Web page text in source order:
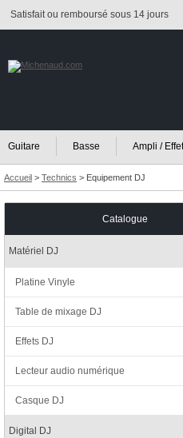
Satisfait ou remboursé sous 14 jours
Guitare Basse Ampli / Effet
Accueil > Technics > Equipement DJ
Catalogue
Matériel DJ
Platine Vinyle
Table de mixage DJ
Effets DJ
Lecteur audio numérique
Casque DJ
Digital DJ